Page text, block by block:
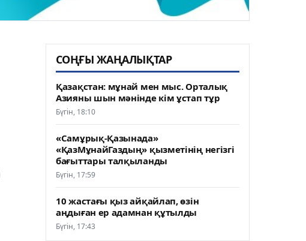
СОҢҒЫ ЖАҢАЛЫҚТАР
Қазақстан: мұнай мен мыс. Орталық
Азияны шын мәнінде кім ұстап тұр
Бүгін, 18:10
«Самұрық-Қазынада»
«ҚазМұнайГаздың» қызметінің негізгі
бағыттары талқыланды
Бүгін, 17:59
10 жастағы қыз айқайлап, өзін
аңдыған ер адамнан құтылды
Бүгін, 17:43